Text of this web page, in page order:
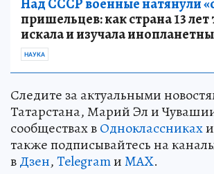
Над СССР военные натянули
пришельцев: как страна 13 лет
искала и изучала
НАУКА
Следите за актуальными
Татарстана, Марий Эл и
сообществах вОдноклассникахи
также подписывайтесь на
вДзен,TelegramиMAX.